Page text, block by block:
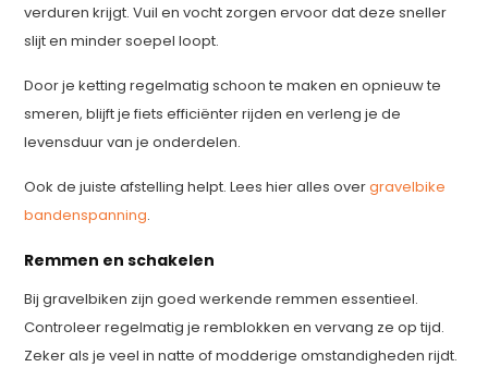
verduren krijgt. Vuil en vocht zorgen ervoor dat deze sneller
slijt en minder soepel loopt.
Door je ketting regelmatig schoon te maken en opnieuw te
smeren, blijft je fiets efficiënter rijden en verleng je de
levensduur van je onderdelen.
Ook de juiste afstelling helpt. Lees hier alles overgravelbike
bandenspanning.
Remmen en schakelen
Bij gravelbiken zijn goed werkende remmen essentieel.
Controleer regelmatig je remblokken en vervang ze op tijd.
Zeker als je veel in natte of modderige omstandigheden rijdt.